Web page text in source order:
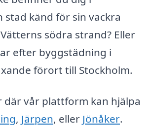
stad känd för sin vackra
södra strand? Eller
efter byggstädning i
förort till Stockholm.
där vår plattform kan hjälpa
, Järpen, eller Jönåker.